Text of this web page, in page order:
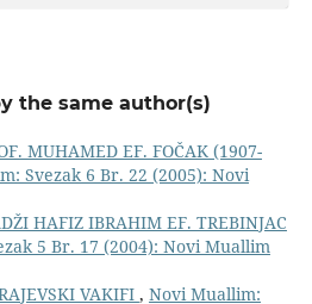
the same author(s)
MUHAMED EF. FOČAK (1907-
Svezak 6 Br. 22 (2005): Novi
HAFIZ IBRAHIM EF. TREBINJAC
5 Br. 17 (2004): Novi Muallim
VAKIFI , Novi Muallim: